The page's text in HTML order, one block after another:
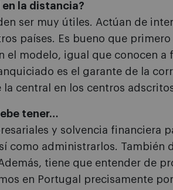
la distancia?
ser muy útiles. Actúan de
países. Es bueno que
el modelo, igual que conocen a
es el garante de la
central en los centros
tener…
y solvencia financiera
como administrarlos. También
tiene que entender de
en Portugal precisamente